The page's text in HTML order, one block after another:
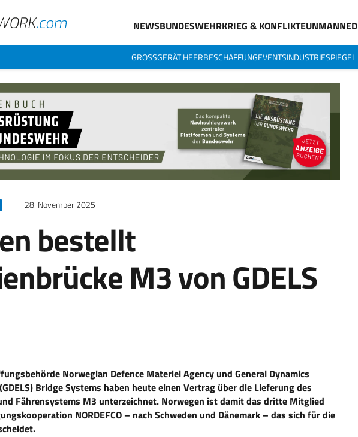
NEWSBUNDESWEHRKRIEG & KONFLIKTEUNMANNED
GROSSGERÄT HEERBESCHAFFUNGEVENTSINDUSTRIESPIEGEL
28. November 2025
bestellt
M3 von GDELS
Norwegian Defence Materiel Agency und General Dynamics
Bridge Systems haben heute einen Vertrag über die Lieferung des
Fährensystems M3 unterzeichnet. Norwegen ist damit das dritte Mitglied
NORDEFCO – nach Schweden und Dänemark – das sich für die